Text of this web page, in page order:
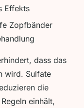
Effekts
Zopfbänder
dass das
wird. Sulfate
die
einhält,